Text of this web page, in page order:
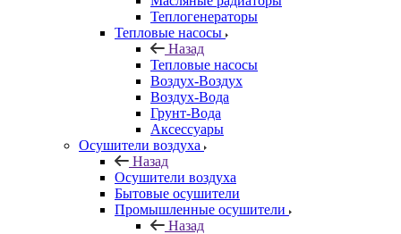
Теплогенераторы
Тепловые насосы
Назад
Тепловые насосы
Воздух-Воздух
Воздух-Вода
Грунт-Вода
Аксессуары
Осушители воздуха
Назад
Осушители воздуха
Бытовые осушители
Промышленные осушители
Назад